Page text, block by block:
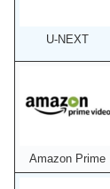
U-NEXT
Amazon Prime